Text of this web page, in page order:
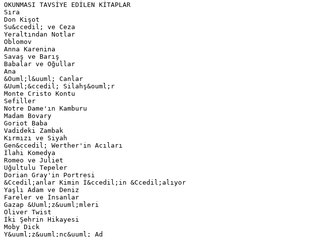
OKUNMASI TAVSİYE EDİLEN KİTAPLAR
Sıra
Don Kişot
Su&ccedil; ve Ceza
Yeraltından Notlar
Oblomov
Anna Karenina
Savaş ve Barış
Babalar ve Oğullar
Ana
&Ouml;l&uuml; Canlar
&Uuml;&ccedil; Silahş&ouml;r
Monte Cristo Kontu
Sefiller
Notre Dame'ın Kamburu
Madam Bovary
Goriot Baba
Vadideki Zambak
Kırmızı ve Siyah
Gen&ccedil; Werther'in Acıları
İlahi Komedya
Romeo ve Juliet
Uğultulu Tepeler
Dorian Gray'in Portresi
&Ccedil;anlar Kimin İ&ccedil;in &Ccedil;alıyor
Yaşlı Adam ve Deniz
Fareler ve İnsanlar
Gazap &Uuml;z&uuml;mleri
Oliver Twist
İki Şehrin Hikayesi
Moby Dick
Y&uuml;z&uuml;nc&uuml; Ad